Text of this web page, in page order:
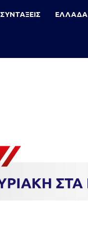
ΣΥΝΤΑΞΕΙΣ ΕΛΛΑΔΑ